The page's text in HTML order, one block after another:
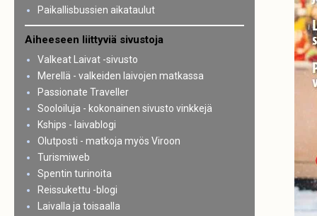
Paikallisbussien aikataulut
Aiheeseen liittyviä sivustoja
Valkeat Laivat -sivusto
Merellä - valkeiden laivojen matkassa
Passionate Traveller
Sooloiluja - kokonainen sivusto vinkkejä
Kships - laivablogi
Olutposti - matkoja myös Viroon
Turismiweb
Spentin turinoita
Reissukettu -blogi
Laivalla ja toisaalla